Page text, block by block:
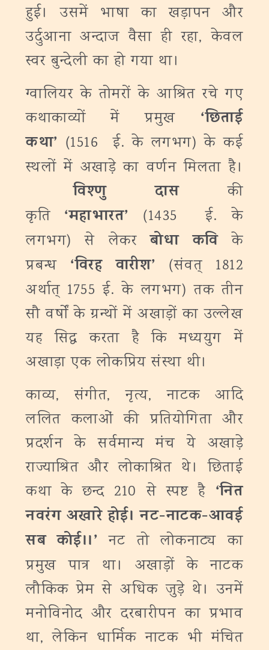
हुई। उसमें भाषा का खड़ापन और
उर्दुआना अन्दाज वैसा ही रहा, केवल
स्वर बुन्देली का हो गया था।
ग्वालियर के तोमरों के आश्रित रचे गए
कथाकाव्यों में प्रमुख ‘छिताई
कथा’ (1516 ई. के लगभग) के कई
स्थलों में अखाड़े का वर्णन मिलता है।
विश्णु दास की
कृति ‘महाभारत’ (1435 ई. के
लगभग) से लेकरबोधा कविके
प्रबन्ध ‘विरह वारीश’ (संवत् 1812
अर्थात् 1755 ई. के लगभग) तक तीन
सौ वर्षों के ग्रन्थों में अखाड़ों का उल्लेख
यह सिद्ध करता है कि मध्ययुग में
अखाड़ा एक लोकप्रिय संस्था थी।
काव्य, संगीत, नृत्य, नाटक आदि
ललित कलाओं की प्रतियोगिता और
प्रदर्शन के सर्वमान्य मंच ये अखाड़े
राज्याश्रित और लोकाश्रित थे। छिताई
कथा के छन्द 210 से स्पष्ट है ‘नित
नवरंग अखारे होई। नट-नाटक-आवई
सब कोई।।’ नट तो लोकनाट्य का
प्रमुख पात्र था। अखाड़ों के नाटक
लौकिक प्रेम से अधिक जुड़े थे। उनमें
मनोविनोद और दरबारीपन का प्रभाव
था, लेकिन धार्मिक नाटक भी मंचित